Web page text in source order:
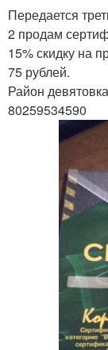
Передается
2 продам
15% скидку на
75 рублей.
Район
80259534590